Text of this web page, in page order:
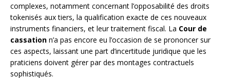
complexes, notamment concernant l’opposabilité des droits
tokenisés aux tiers, la qualification exacte de ces nouveaux
instruments financiers, et leur traitement fiscal. La Cour de
cassation n’a pas encore eu l’occasion de se prononcer sur
ces aspects, laissant une part d’incertitude juridique que les
praticiens doivent gérer par des montages contractuels
sophistiqués.